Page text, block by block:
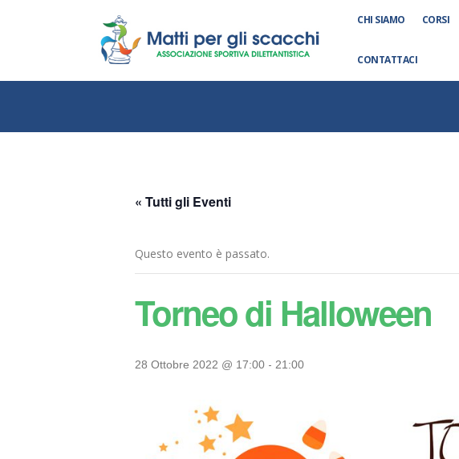
CHI SIAMO CORSI
CONTATTACI
« Tutti gli Eventi
Questo evento è passato.
Torneo di Halloween
28 Ottobre 2022 @ 17:00 - 21:00